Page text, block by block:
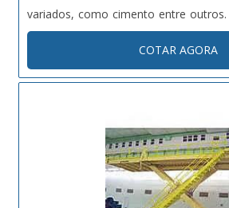
variados, como cimento entre outros.
e versatilidade no processo de
encontrada em tipos diversos
para paletes....
COTAR AGORA